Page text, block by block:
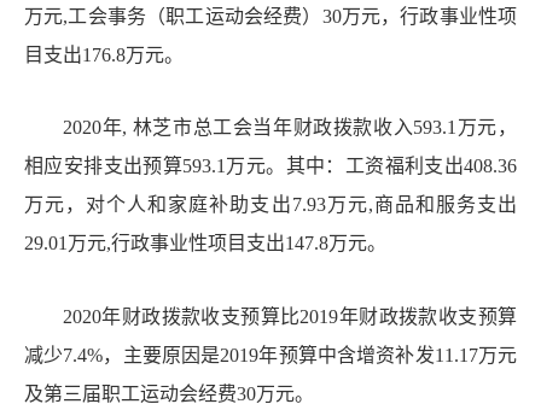
万元,工会事务（职工运动会经费） 30万元，行政事业性项
目支出176.8万元。
2020年, 林芝市总工会当年财政拨款收入593.1 万元，
相应安排支出预算593.1 万元。其中：工资福利支出408.36
万元，对个人和家庭补助支出7.93万元,商品和服务支出
29.01 万元,行政事业性项目支出147.8万元。
2020年财政拨款收支预算比2019年财政拨款收支预算
减少7.4%，主要原因是2019年预算中含增资补发11.17万元
及第三届职工运动会经费30万元。